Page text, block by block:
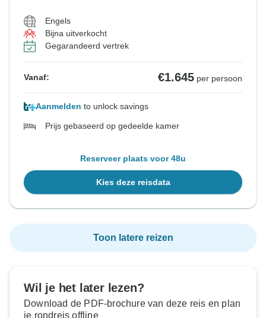
Engels
Bijna uitverkocht
Gegarandeerd vertrek
Vanaf: €1.645 per persoon
Aanmelden to unlock savings
Prijs gebaseerd op gedeelde kamer
Reserveer plaats voor 48u
Kies deze reisdata
Toon latere reizen
Wil je het later lezen?
Download de PDF-brochure van deze reis en plan
je rondreis offline